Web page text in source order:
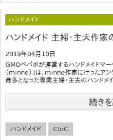
ハンドメイド
ハンドメイド 主婦・主夫作
2019年04月10日
GMOペパボが運営するハンドメイドマ
（minne）」は、minne作家に行ったア
最多となった専業主婦・主夫のハンドメ
続き
ハンドメイド CtoC